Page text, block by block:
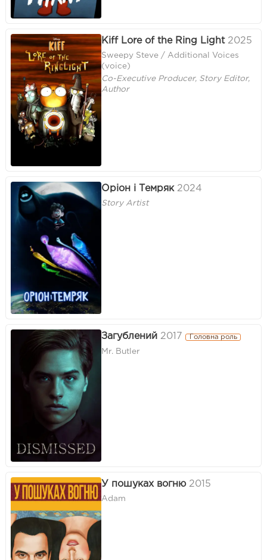
Kiff Lore of the Ring Light 2025
Sweepy Steve / Additional Voices
(voice)
Co-Executive Producer, Story Editor,
Author
Оріон і Темряк 2024
Story Artist
Загублений 2017 Головна роль
Mr. Butler
У пошуках вогню 2015
Adam